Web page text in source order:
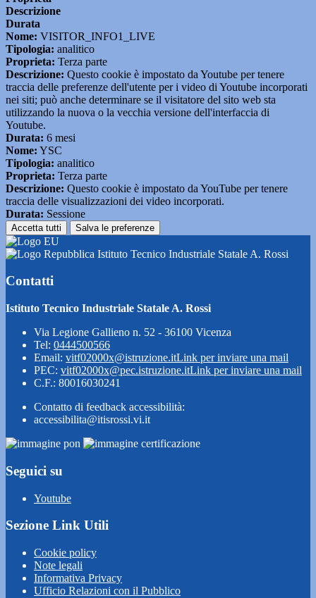
Descrizione
Durata
Nome: VISITOR_INFO1_LIVE
Tipologia: analitico
Proprieta: Terza parte
Descrizione: Questo cookie è impostato da Youtube per tenere
traccia delle preferenze dell'utente per i video di Youtube incorporati
nei siti; può anche determinare se il visitatore del sito web sta
utilizzando la nuova o la vecchia versione dell'interfaccia di
Youtube.
Durata: 6 mesi
Nome: YSC
Tipologia: analitico
Proprieta: Terza parte
Descrizione: Questo cookie è impostato da YouTube per tenere
traccia delle visualizzazioni dei video incorporati.
Durata: Sessione
Accetta tutti Salva le preferenze
Istituto Tecnico Industriale Statale A. Rossi
Contatti
Istituto Tecnico Industriale Statale A. Rossi
Via Legione Gallieno n. 52 - 36100 Vicenza
Tel: 0444500566
Email: vitf02000x@istruzione.itLink per inviare una mail
PEC: vitf02000x@pec.istruzione.itLink per inviare una mail
C.F.: 80016030241
Contatto di feedback accessibilità:
accessibilita@itisrossi.vi.it
Seguici su
Youtube
Sezione Link Utili
Cookie policy
Note legali
Informativa Privacy
Ufficio Relazioni con il Pubblico